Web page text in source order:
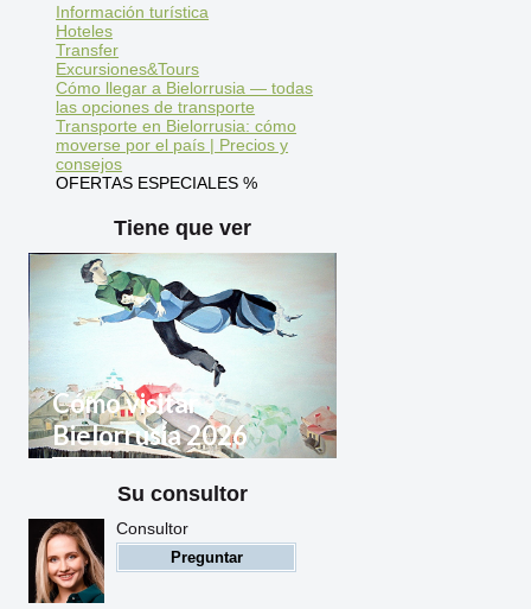
Información turística
Hoteles
Transfer
Excursiones&Tours
Cómo llegar a Bielorrusia — todas
las opciones de transporte
Transporte en Bielorrusia: cómo
moverse por el país | Precios y
consejos
OFERTAS ESPECIALES %
Tiene que ver
Cómo visitar
Bielorrusia 2026
Reglas de entrada a
Bielorrusia para ciudadanos
extranjeros
Su consultor
Consultor
Preguntar